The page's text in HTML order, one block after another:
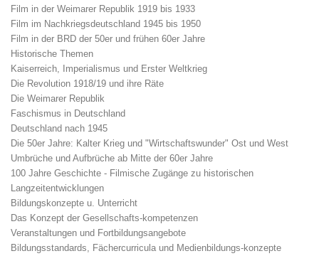
Film in der Weimarer Republik 1919 bis 1933
Film im Nachkriegsdeutschland 1945 bis 1950
Film in der BRD der 50er und frühen 60er Jahre
Historische Themen
Kaiserreich, Imperialismus und Erster Weltkrieg
Die Revolution 1918/19 und ihre Räte
Die Weimarer Republik
Faschismus in Deutschland
Deutschland nach 1945
Die 50er Jahre: Kalter Krieg und "Wirtschaftswunder" Ost und West
Umbrüche und Aufbrüche ab Mitte der 60er Jahre
100 Jahre Geschichte - Filmische Zugänge zu historischen
Langzeitentwicklungen
Bildungskonzepte u. Unterricht
Das Konzept der Gesellschafts-kompetenzen
Veranstaltungen und Fortbildungsangebote
Bildungsstandards, Fächercurricula und Medienbildungs-konzepte